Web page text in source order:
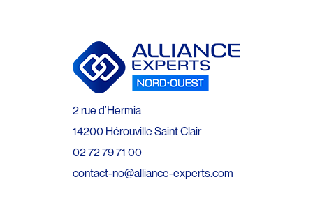
2 rue d’Hermia
14200 Hérouville Saint Clair
02 72 79 71 00
contact-no@alliance-experts.com